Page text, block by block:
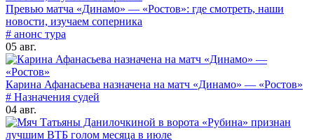
Превью матча «Динамо» — «Ростов»: где смотреть, наши
новости, изучаем соперника
# анонс тура
05 авг.
Карина Афанасьева назначена на матч «Динамо» — «Ростов»
# Назначения судей
04 авг.